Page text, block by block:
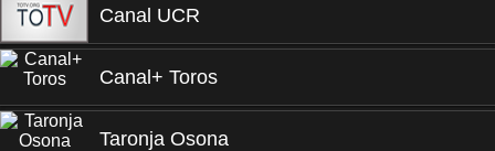
Canal UCR
Canal+ Toros
Taronja Osona